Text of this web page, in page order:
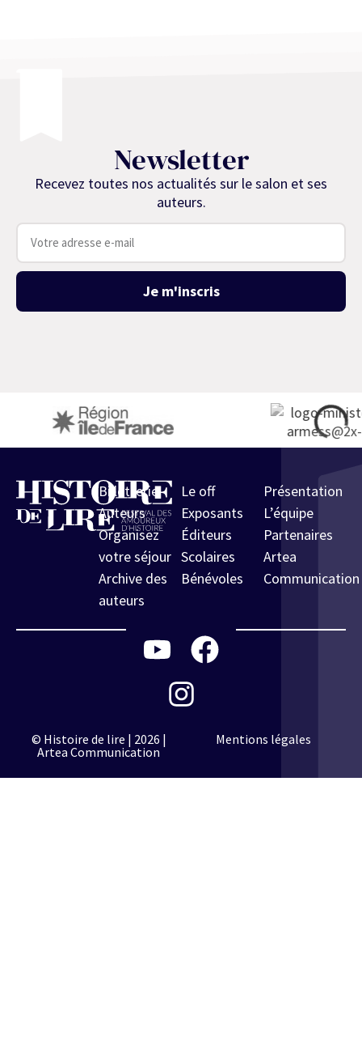
Newsletter
Recevez toutes nos actualités sur le salon et ses
auteurs.
Je m'inscris
Billetterie
Auteurs
Organisez
votre séjour
Archive des
auteurs
Le off
Exposants
Éditeurs
Scolaires
Bénévoles
Présentation
L’équipe
Partenaires
Artea
Communication
© Histoire de lire | 2026 |
Artea Communication
Mentions légales